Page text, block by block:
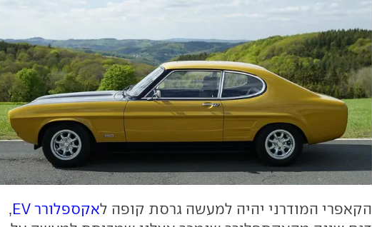
הקאפרי המודרני יהיה למעשה גרסת קופה לאקספלורר EV
,